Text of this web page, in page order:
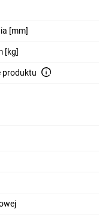
[mm]
[kg]
produktu